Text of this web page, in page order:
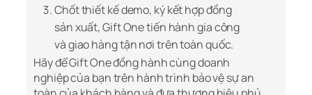
Chốt thiết kế demo, ký kết hợp đồng
sản xuất, Gift One tiến hành gia công
và giao hàng tận nơi trên toàn quốc.
Hãy để Gift One đồng hành cùng doanh
nghiệp của bạn trên hành trình bảo vệ sự an